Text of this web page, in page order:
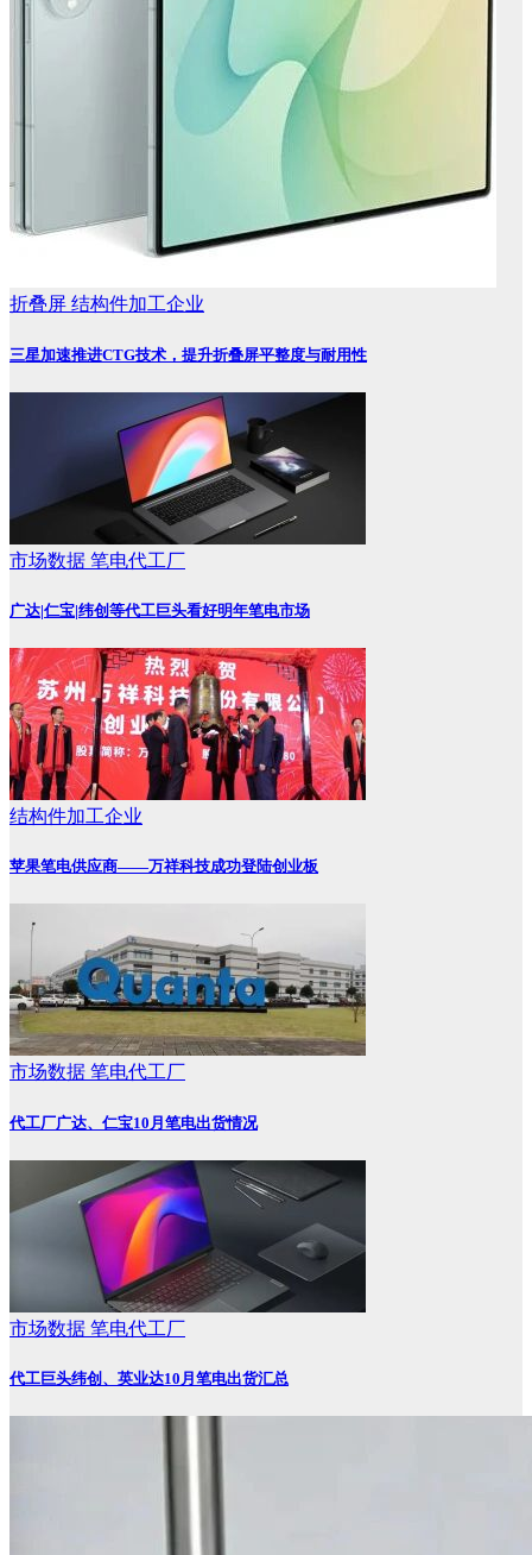
折叠屏 结构件加工企业
三星加速推进CTG技术，提升折叠屏平整度与耐用性
市场数据 笔电代工厂
广达|仁宝|纬创等代工巨头看好明年笔电市场
结构件加工企业
苹果笔电供应商——万祥科技成功登陆创业板
市场数据 笔电代工厂
代工厂广达、仁宝10月笔电出货情况
市场数据 笔电代工厂
代工巨头纬创、英业达10月笔电出货汇总